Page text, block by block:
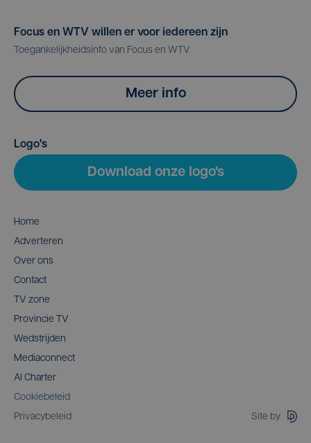
Focus en WTV willen er voor iedereen zijn
Toegankelijkheidsinfo van Focus en WTV
Meer info
Logo's
Download onze logo's
Home
Adverteren
Over ons
Contact
TV zone
Provincie TV
Wedstrijden
Mediaconnect
AI Charter
Cookiebeleid
Privacybeleid
Site by